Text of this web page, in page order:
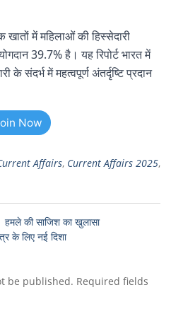
में महिलाओं की हिस्सेदारी
39.7% है। यह रिपोर्ट भारत में
के संदर्भ में महत्वपूर्ण अंतर्दृष्टि प्रदान
Now
Affairs, Current Affairs 2025,
हमले की साजिश का खुलासा
के लिए नई दिशा
be published. Required fields